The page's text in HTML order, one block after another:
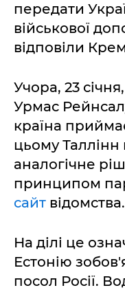
передати
військової
відповіли
Учора, 23
Урмас
країна
цьому Таллінн
аналогічне
принципом
сайт відомства.
На ділі це
Естонію
посол Росії.